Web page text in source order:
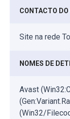
CONTACTO
Site na rede
NOMES DE
Avast
(Win32/